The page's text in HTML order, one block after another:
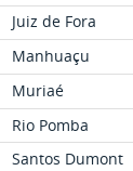
Juiz de Fora
Manhuaçu
Muriaé
Rio Pomba
Santos Dumont